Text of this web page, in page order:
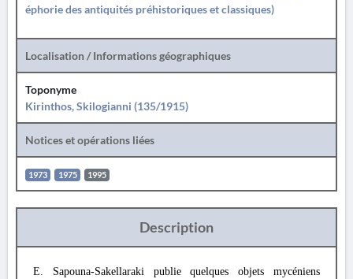
éphorie des antiquités préhistoriques et classiques)
Localisation / Informations géographiques
Toponyme
Kirinthos, Skilogianni (135/1915)
Notices et opérations liées
1973 1975 1995
Description
E. Sapouna-Sakellaraki publie quelques objets mycéniens